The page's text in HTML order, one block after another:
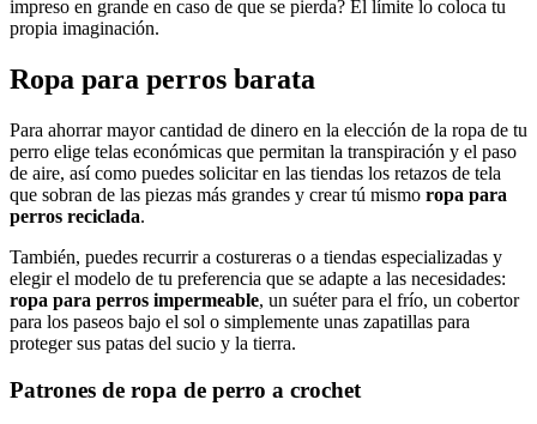
impreso en grande en caso de que se pierda? El límite lo coloca tu
propia imaginación.
Ropa para perros barata
Para ahorrar mayor cantidad de dinero en la elección de la ropa de tu
perro elige telas económicas que permitan la transpiración y el paso
de aire, así como puedes solicitar en las tiendas los retazos de tela
que sobran de las piezas más grandes y crear tú mismo ropa para
perros reciclada.
También, puedes recurrir a costureras o a tiendas especializadas y
elegir el modelo de tu preferencia que se adapte a las necesidades:
ropa para perros impermeable, un suéter para el frío, un cobertor
para los paseos bajo el sol o simplemente unas zapatillas para
proteger sus patas del sucio y la tierra.
Patrones de ropa de perro a crochet